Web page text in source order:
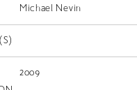
Michael Nevin
2009